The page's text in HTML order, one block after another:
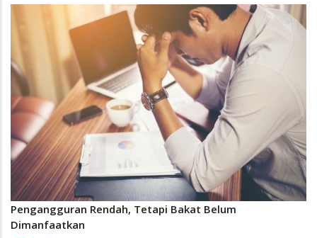
Pengangguran Rendah, Tetapi Bakat Belum
Dimanfaatkan